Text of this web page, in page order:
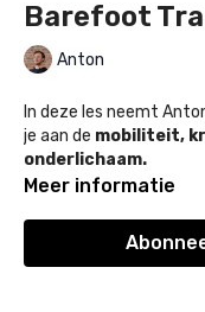
Barefoot
Anton
In deze les neemt
je aan de mobiliteit,
onderlichaam.
intrinsieke
Meer informatie